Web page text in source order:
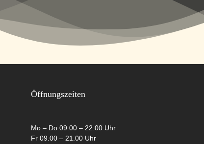
Öffnungszeiten
Mo – Do 09.00 – 22.00 Uhr
Fr 09.00 – 21.00 Uhr